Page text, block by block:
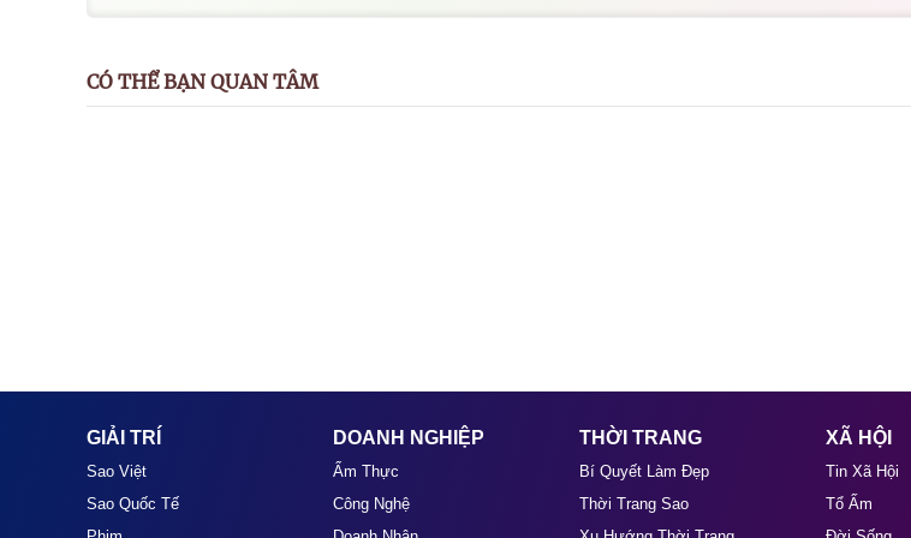
CÓ THỂ BẠN QUAN TÂM
GIẢI TRÍ
Sao Việt
Sao Quốc Tế
DOANH NGHIỆP
Ẩm Thực
Công Nghệ
THỜI TRANG
Bí Quyết Làm Đẹp
Thời Trang Sao
XÃ HỘI
Tin Xã Hội
Tổ Ấm